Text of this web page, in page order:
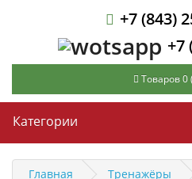
+7 (843)
+7
Товаров 0
Категории
Главная Тренажёры